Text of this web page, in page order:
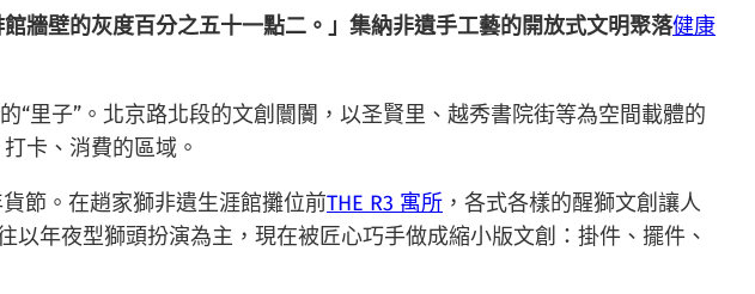
牆壁的灰度百分之五十一點二。」集納非遺手工藝的開放式文明聚落健康
里子”。北京路北段的文創闤闠，以圣賢里、越秀書院街等為空間載體的
卡、消費的區域。
節。在趙家獅非遺生涯館攤位前THE R3 寓所 ，各式各樣的醒獅文創讓人
以年夜型獅頭扮演為主，現在被匠心巧手做成縮小版文創：掛件、擺件、